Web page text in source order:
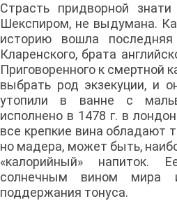
Страсть придворной
Шекспиром, не выдумана.
историю вошла последняя
Кларенского, брата
Приговоренного к смертной
выбрать род экзекуции, и
утопили в ванне с
исполнено в 1478 г. в
все крепкие вина обладают
но мадера, может быть,
«калорийный» напиток.
солнечным вином мира
поддержания тонуса.